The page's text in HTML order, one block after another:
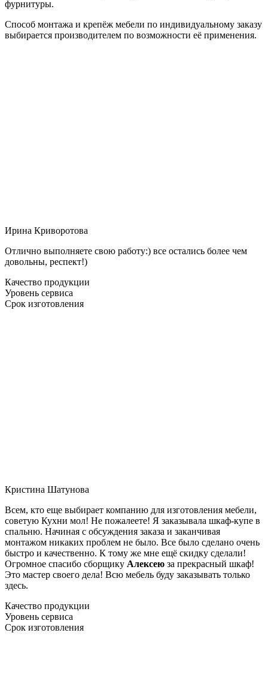
фурнитуры.
Способ монтажа и крепёж мебели по индивидуальному заказу
выбирается производителем по возможности её применения.
Ирина Криворотова
Отлично выполняете свою работу:) все остались более чем
довольны, респект!)
Качество продукции
Уровень сервиса
Срок изготовления
Кристина Шатунова
Всем, кто еще выбирает компанию для изготовления мебели,
советую Кухни мол! Не пожалеете! Я заказывала шкаф-купе в
спальню. Начиная с обсуждения заказа и заканчивая
монтажом никаких проблем не было. Все было сделано очень
быстро и качественно. К тому же мне ещё скидку сделали!
Огромное спасибо сборщику Алексею за прекрасный шкаф!
Это мастер своего дела! Всю мебель буду заказывать только
здесь.
Качество продукции
Уровень сервиса
Срок изготовления